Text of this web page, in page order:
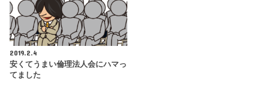
2019.2.4
安くてうまい倫理法人会にハマっ
てました